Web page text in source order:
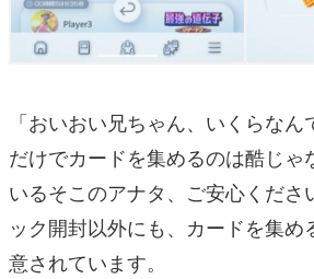
「おいおい兄ちゃん、いくらな
だけでカードを集めるのは酷じゃ
いるそこのアナタ、ご安心くださ
ック開封以外にも、カードを集め
意されています。